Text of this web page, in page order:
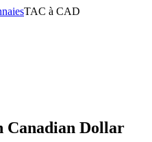
TAC à CAD
Canadian Dollar